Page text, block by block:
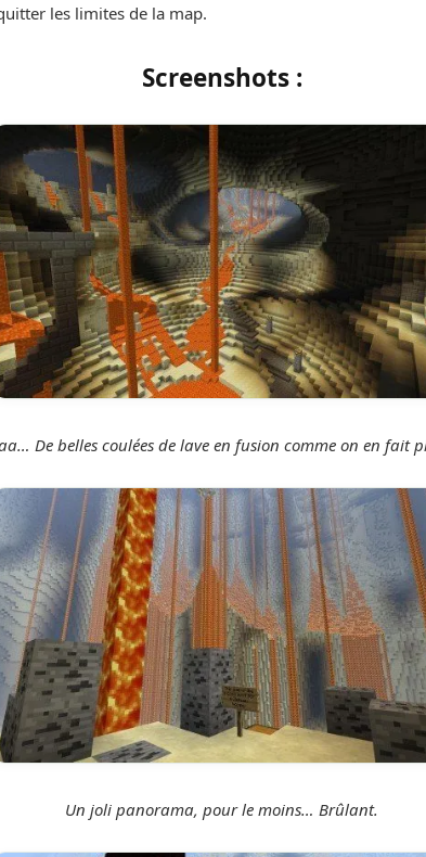
les limites de la map.
Screenshots :
De belles coulées de lave en fusion comme on en fait
Un joli panorama, pour le moins… Brûlant.